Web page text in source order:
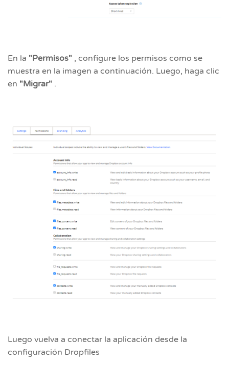
En la "Permisos" , configure los permisos como se
muestra en la imagen a continuación. Luego, haga clic
en "Migrar" .
Luego vuelva a conectar la aplicación desde la
configuración Dropfiles